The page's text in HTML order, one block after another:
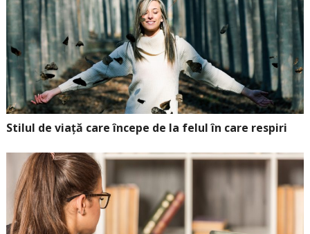
Stilul de viață care începe de la felul în care respiri